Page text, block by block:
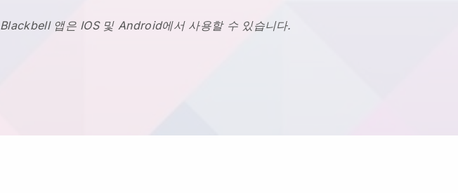
Blackbell 앱은 IOS 및 Android에서 사용할 수 있습니다.